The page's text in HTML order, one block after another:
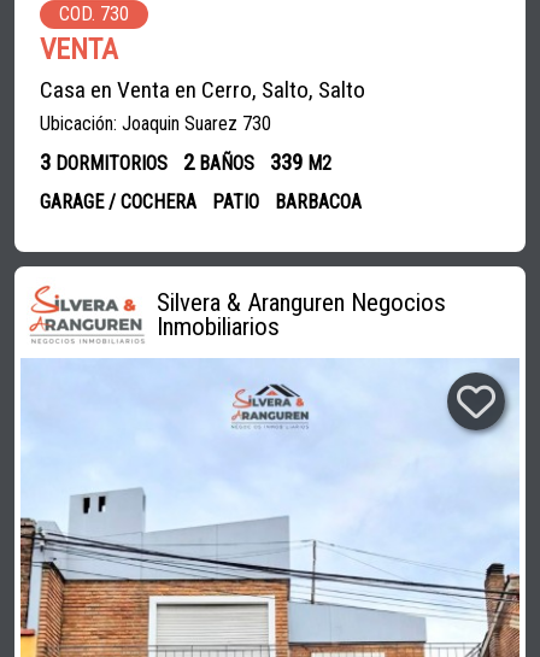
COD. 730
VENTA
Casa en Venta en Cerro, Salto, Salto
Ubicación: Joaquin Suarez 730
3 DORMITORIOS 2BAÑOS 339 M2
GARAGE / COCHERA
PATIO BARBACOA
Silvera & Aranguren Negocios
Inmobiliarios